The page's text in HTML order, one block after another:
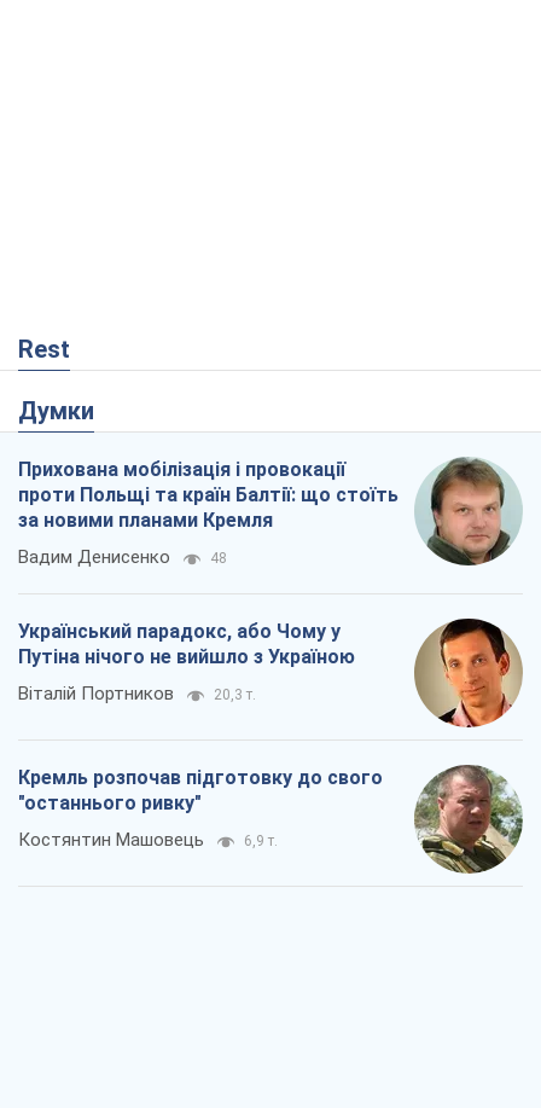
Rest
Думки
Прихована мобілізація і провокації
проти Польщі та країн Балтії: що стоїть
за новими планами Кремля
Вадим Денисенко 48
Український парадокс, або Чому у
Путіна нічого не вийшло з Україною
Віталій Портников 20,3 т.
Кремль розпочав підготовку до свого
"останнього ривку"
Костянтин Машовець 6,9 т.